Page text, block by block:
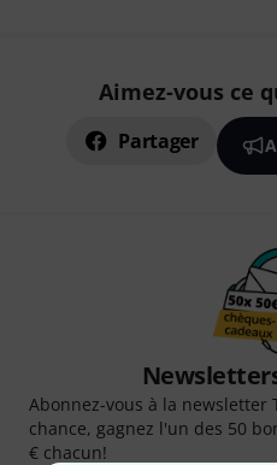
Aimez-vous ce
Partager
Abonnez-vous à la newsletter
chance, gagnez l'un des 50
€ chacun!